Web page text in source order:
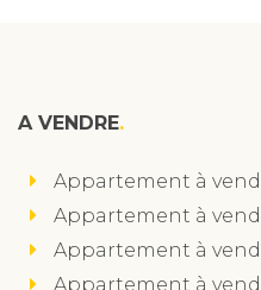
A VENDRE
Appartement à
Appartement à
Appartement à
Appartement à